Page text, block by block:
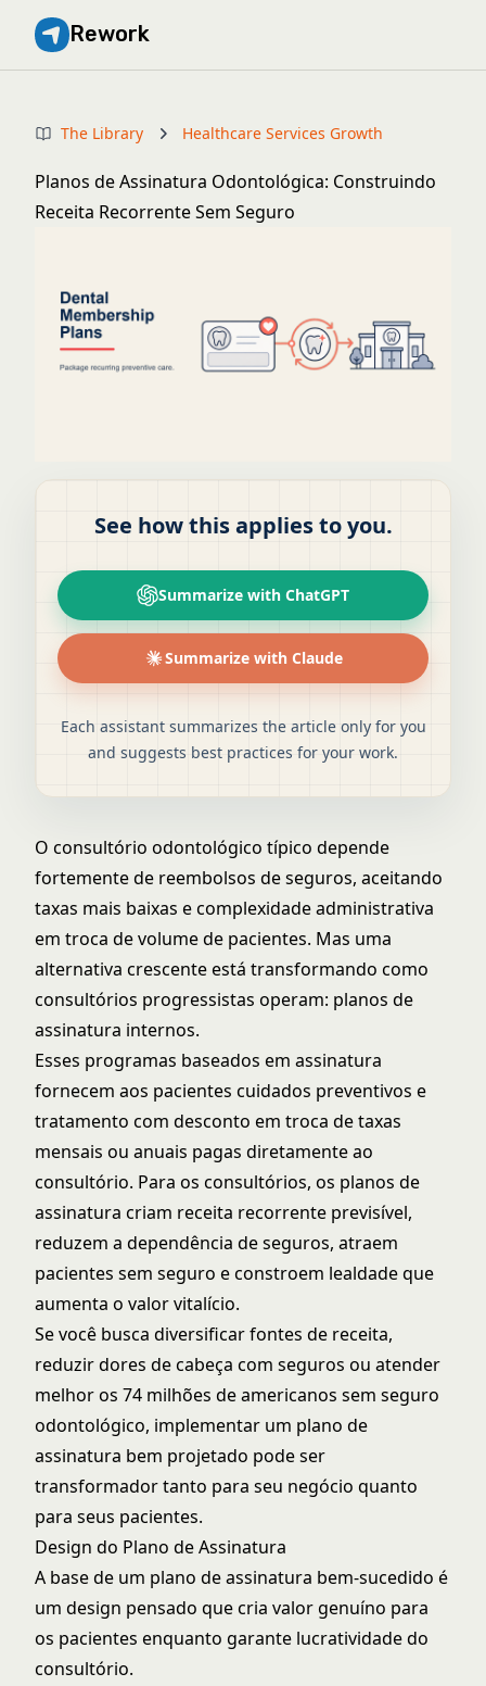
Rework
The Library Healthcare Services Growth
Planos de Assinatura Odontológica: Construindo
Receita Recorrente Sem Seguro
See how this applies to you.
Summarize with ChatGPT
Summarize with Claude
Each assistant summarizes the article only for you
and suggests best practices for your work.
O consultório odontológico típico depende
fortemente de reembolsos de seguros, aceitando
taxas mais baixas e complexidade administrativa
em troca de volume de pacientes. Mas uma
alternativa crescente está transformando como
consultórios progressistas operam: planos de
assinatura internos.
Esses programas baseados em assinatura
fornecem aos pacientes cuidados preventivos e
tratamento com desconto em troca de taxas
mensais ou anuais pagas diretamente ao
consultório. Para os consultórios, os planos de
assinatura criam receita recorrente previsível,
reduzem a dependência de seguros, atraem
pacientes sem seguro e constroem lealdade que
aumenta o valor vitalício.
Se você busca diversificar fontes de receita,
reduzir dores de cabeça com seguros ou atender
melhor os 74 milhões de americanos sem seguro
odontológico, implementar um plano de
assinatura bem projetado pode ser
transformador tanto para seu negócio quanto
para seus pacientes.
Design do Plano de Assinatura
A base de um plano de assinatura bem-sucedido é
um design pensado que cria valor genuíno para
os pacientes enquanto garante lucratividade do
consultório.